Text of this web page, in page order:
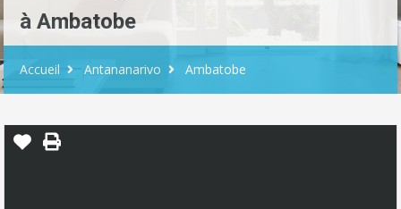
à Ambatobe
Accueil Antananarivo Ambatobe